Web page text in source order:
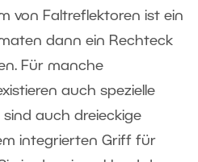
von Faltreflektoren ist ein
dann ein Rechteck
Für manche
auch spezielle
sind auch dreieckige
integrierten Griff für